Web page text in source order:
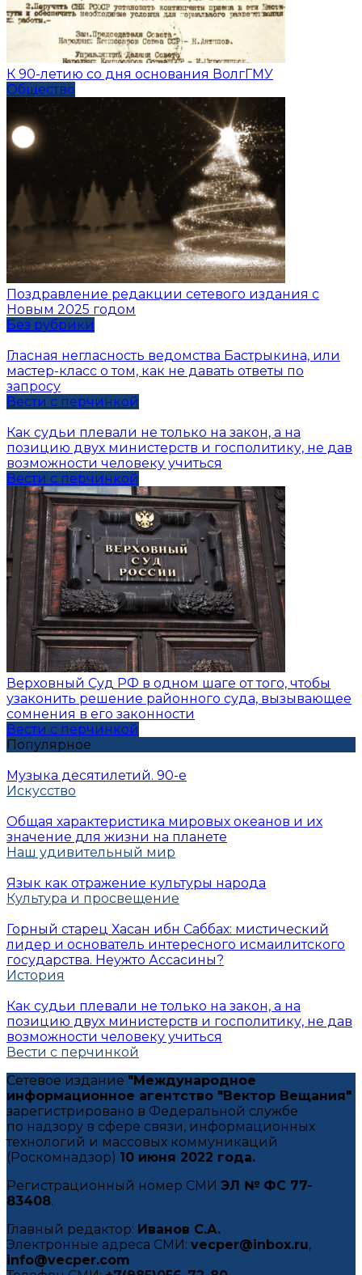
К 90-летию со дня основания ВолгГМУ
Общество
Поздравление редакции сетевого издания с
Новым 2025 годом
Без рубрики
Гласная негласность ведомства Бастрыкина, или
мастер-класс о том, как не давать ответы по
запросу
Вести с перчинкой
Как судьи плевали не только на закон, а на
позицию двух министерств и госполитику, не дав
возможности человеку учиться
Вести с перчинкой
Верховный Суд РФ в одном шаге от того, чтобы
узаконить решение районного суда, вызывающее
сомнения в его законности
Вести с перчинкой
Популярное
Музыка десятилетий. 90-е
Искусство
Общая характеристика мировых океанов и их
значение для жизни на планете
Наш удивительный мир
Язык как отражение культуры народа
Культура и просвещение
Горный старец Хасан ибн Саббах: мистический
лидер и основатель интересного исмаилитского
государства. Неужто Ассасины?
История
Как судьи плевали не только на закон, а на
позицию двух министерств и госполитику, не дав
возможности человеку учиться
Вести с перчинкой
Сетевое издание "Международное
информационное агентство "Вектор Вещания"
зарегистрировано в Федеральной службе
по надзору в сфере связи, информационных
технологий и массовых коммуникаций
(Роскомнадзор) 10 июня 2022 года.
Регистрационный номер СМИ ЭЛ № ФС 77-
83408.
Главный редактор: Иванов С.А.
Электронные адреса СМИ: vecper@inbox.ru,
info@vecper.com